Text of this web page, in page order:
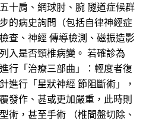
十肩、網球肘、腕 隧道症候群
的病史詢問（包括自律神經症
查、神經 傳導檢測、磁振造影
入是否頸椎病變。 若確診為
行「治療三部曲」：輕度者復
進行「星狀神經 節阻斷術」，
發作、甚或更加嚴重，此時則
術，甚至手術 （椎間盤切除、